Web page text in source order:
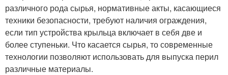
различного рода сырья, нормативные акты, касающиеся
техники безопасности, требуют наличия ограждения,
если тип устройства крыльца включает в себя две и
более ступеньки. Что касается сырья, то современные
технологии позволяют использовать для выпуска перил
различные материалы.